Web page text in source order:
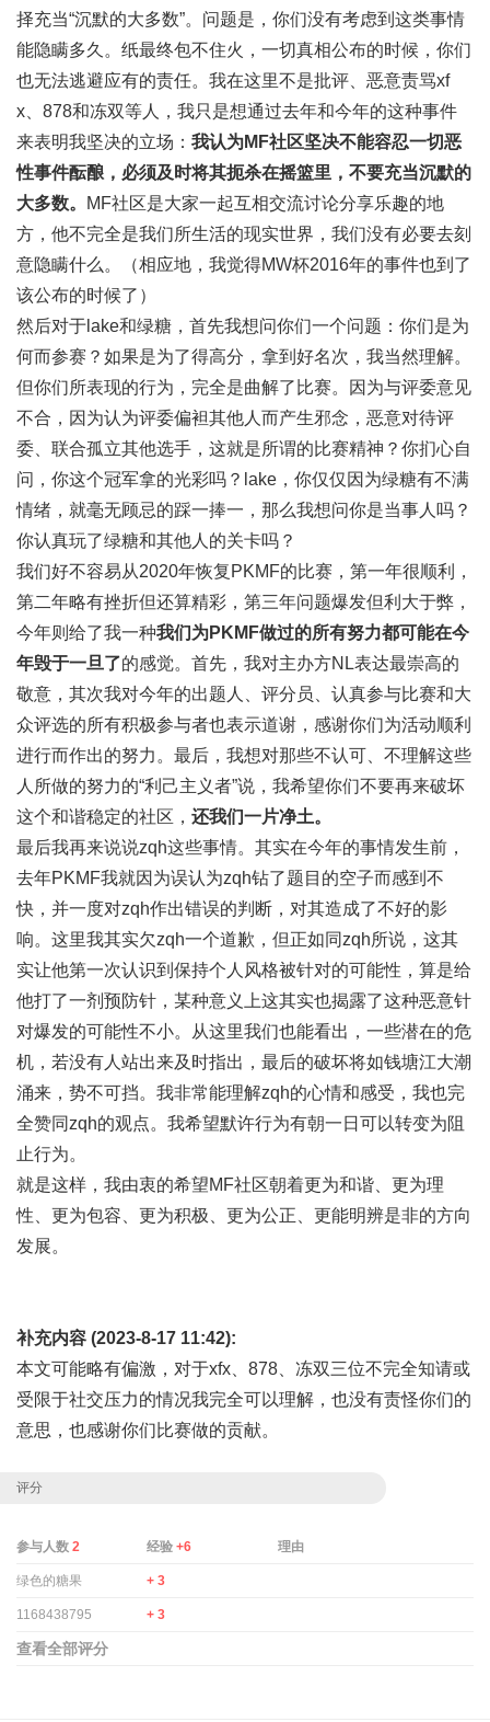
择充当“沉默的大多数”。问题是，你们没有考虑到这类事情
能隐瞒多久。纸最终包不住火，一切真相公布的时候，你们
也无法逃避应有的责任。我在这里不是批评、恶意责骂xf
x、878和冻双等人，我只是想通过去年和今年的这种事件
来表明我坚决的立场： 我认为MF社区坚决不能容忍一切恶
性事件酝酿，必须及时将其扼杀在摇篮里，不要充当沉默的
大多数。
MF社区是大家一起互相交流讨论分享乐趣的地
方，他不完全是我们所生活的现实世界，我们没有必要去刻
意隐瞒什么。（相应地，我觉得MW杯2016年的事件也到了
该公布的时候了）
然后对于lake和绿糖，首先我想问你们一个问题：你们是为
何而参赛？如果是为了得高分，拿到好名次，我当然理解。
但你们所表现的行为，完全是曲解了比赛。因为与评委意见
不合，因为认为评委偏袒其他人而产生邪念，恶意对待评
委、联合孤立其他选手，这就是所谓的比赛精神？你扪心自
问，你这个冠军拿的光彩吗？lake，你仅仅因为绿糖有不满
情绪，就毫无顾忌的踩一捧一，那么我想问你是当事人吗？
你认真玩了绿糖和其他人的关卡吗？
我们好不容易从2020年恢复PKMF的比赛，第一年很顺利，
第二年略有挫折但还算精彩，第三年问题爆发但利大于弊，
今年则给了我一种我们为PKMF做过的所有努力都可能在今
年毁于一旦了的感觉。首先，我对主办方NL表达最崇高的
敬意，其次我对今年的出题人、评分员、认真参与比赛和大
众评选的所有积极参与者也表示道谢，感谢你们为活动顺利
进行而作出的努力。最后，我想对那些不认可、不理解这些
人所做的努力的“利己主义者”说，我希望你们不要再来破坏
这个和谐稳定的社区， 还我们一片净土。
最后我再来说说zqh这些事情。其实在今年的事情发生前，
去年PKMF我就因为误认为zqh钻了题目的空子而感到不
快，并一度对zqh作出错误的判断，对其造成了不好的影
响。这里我其实欠zqh一个道歉，但正如同zqh所说，这其
实让他第一次认识到保持个人风格被针对的可能性，算是给
他打了一剂预防针，某种意义上这其实也揭露了这种恶意针
对爆发的可能性不小。从这里我们也能看出，一些潜在的危
机，若没有人站出来及时指出，最后的破坏将如钱塘江大潮
涌来，势不可挡。我非常能理解zqh的心情和感受，我也完
全赞同zqh的观点。我希望默许行为有朝一日可以转变为阻
止行为。
就是这样，我由衷的希望MF社区朝着更为和谐、更为理
性、更为包容、更为积极、更为公正、更能明辨是非的方向
发展。
补充内容 (2023-8-17 11:42):
本文可能略有偏激，对于xfx、878、冻双三位不完全知请或
受限于社交压力的情况我完全可以理解，也没有责怪你们的
意思，也感谢你们比赛做的贡献。
评分
参与人数 2 经验+6 理由
绿色的糖果 + 3
1168438795 + 3
查看全部评分